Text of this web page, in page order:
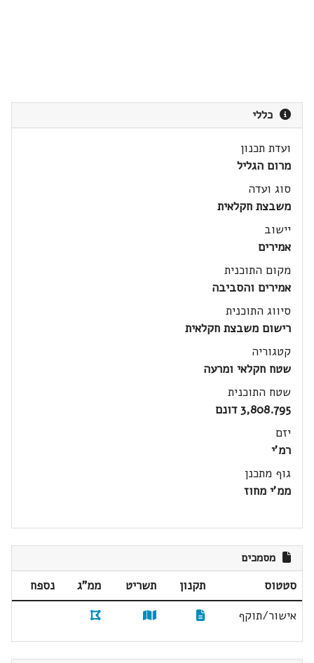
כללי
ועדת תכנון
מרום הגליל
סוג ועדה
משבצת חקלאית
יישוב
אמירים
מקום התוכנית
אמירים והסביבה
סיווג התוכנית
רישום משבצת חקלאית
קטגוריה
שטח חקלאי ומרעה
שטח התוכנית
3,808.795 דונם
יזם
רמ'י
גוף מתכנן
ממ'י מחוז
מסמכים
סטטוס תקנון תשריט ממ"ג
נספח
אישור/תוקף